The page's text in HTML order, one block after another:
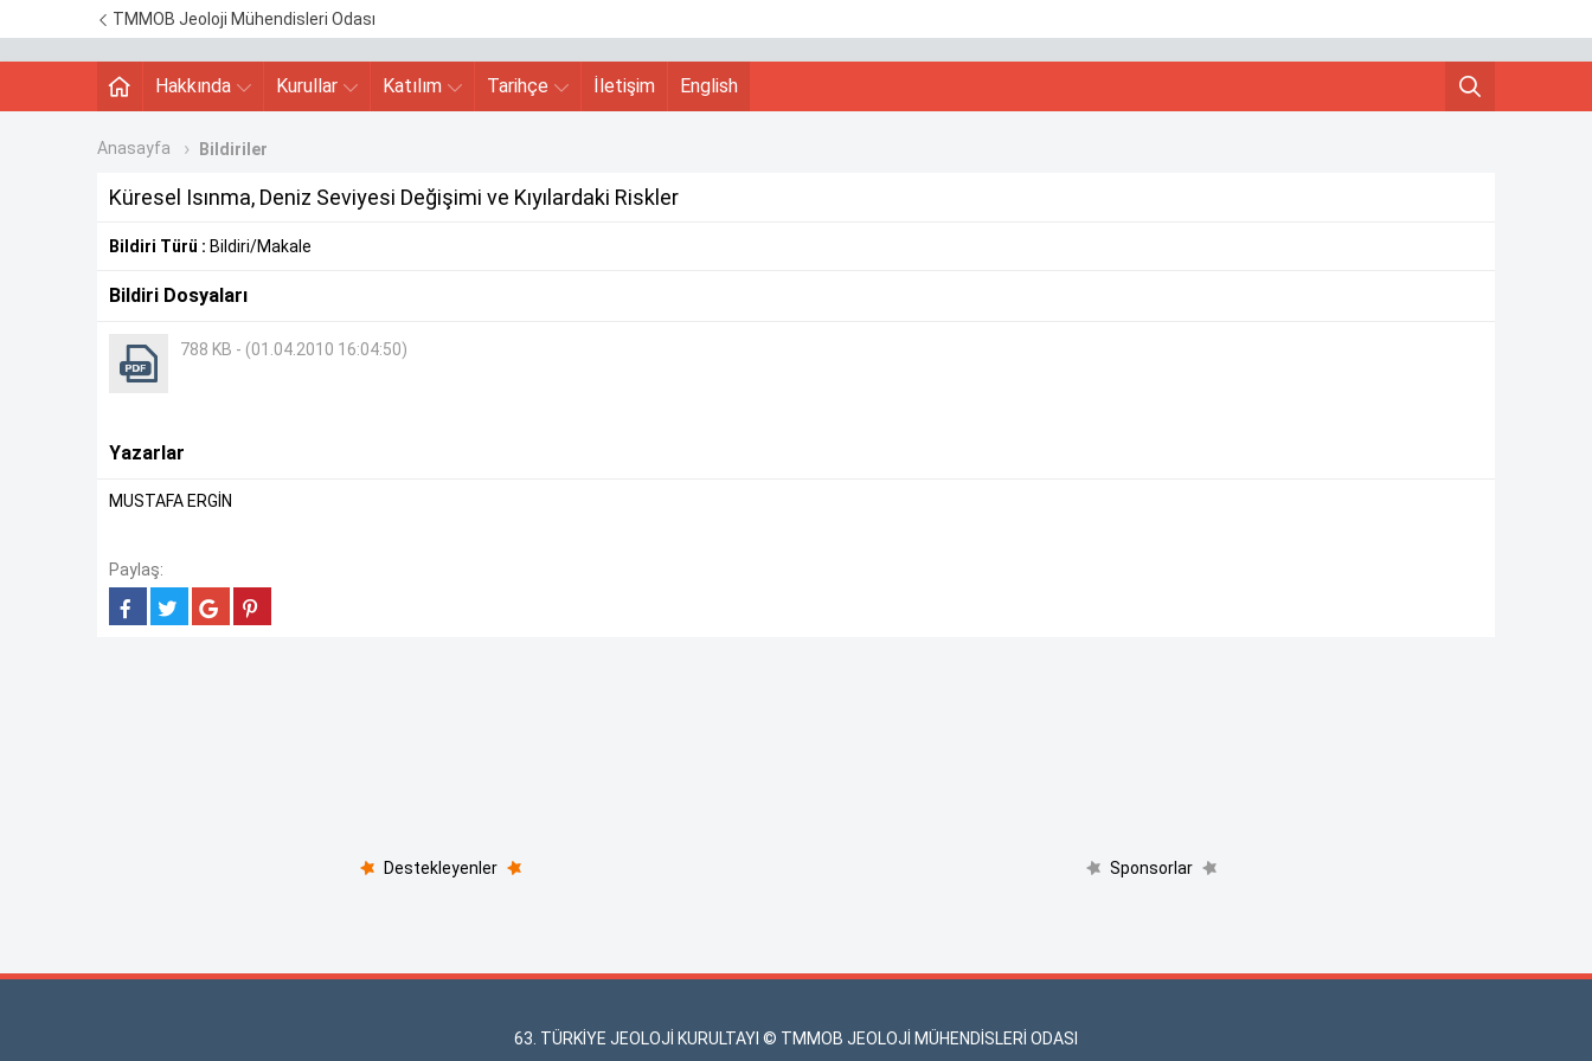
TMMOB Jeoloji Mühendisleri Odası
Hakkında Kurullar Katılım Tarihçe İletişim English
Anasayfa Bildiriler
Küresel Isınma, Deniz Seviyesi Değişimi ve Kıyılardaki Riskler
Bildiri Türü : Bildiri/Makale
Bildiri Dosyaları
788 KB - (01.04.2010 16:04:50)
Yazarlar
MUSTAFA ERGİN
Paylaş:
Destekleyenler Sponsorlar
63. TÜRKİYE JEOLOJİ KURULTAYI © TMMOB JEOLOJİ MÜHENDİSLERİ ODASI